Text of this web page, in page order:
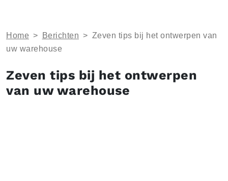
Home > Berichten > Zeven tips bij het ontwerpen van
uw warehouse
Zeven tips bij het ontwerpen
van uw warehouse